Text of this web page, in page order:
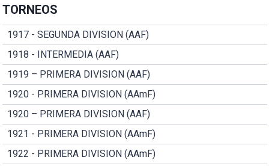
TORNEOS
1917 - SEGUNDA DIVISION (AAF)
1918 - INTERMEDIA (AAF)
1919 – PRIMERA DIVISION (AAF)
1920 - PRIMERA DIVISION (AAmF)
1920 – PRIMERA DIVISION (AAF)
1921 - PRIMERA DIVISION (AAmF)
1922 - PRIMERA DIVISION (AAmF)